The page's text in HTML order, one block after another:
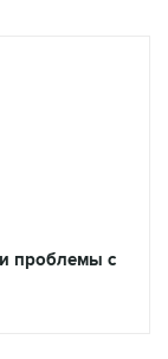
проблемы с
"Не